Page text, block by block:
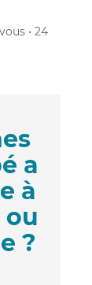
• 24
a
à
ou
?